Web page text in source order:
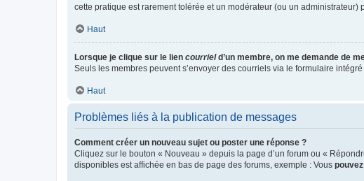
cette pratique est rarement tolérée et un modérateur (ou un administrateur)
Haut
Lorsque je clique sur le lien courrield’un membre, on me demande de
Seuls les membres peuvent s’envoyer des courriels via le formulaire
Haut
Problèmes liés à la publication de messages
Comment créer un nouveau sujet ou poster une réponse ?
Cliquez sur le bouton « Nouveau » depuis la page d’un forum ou «
disponibles est affichée en bas de page des forums, exemple : Vous pouvez